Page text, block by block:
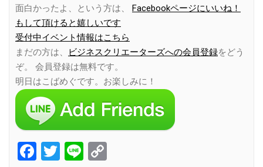
面白かったよ、という方は、
Facebookページにいいね！
もして頂けると嬉しいです
受付中イベント情報はこちら
まだの方は、
ビジネスクリエーターズへの会員登録をどう
ぞ。 会員登録は無料です。
明日はこばめぐです。お楽しみに！
Facebook
Twitter
Line